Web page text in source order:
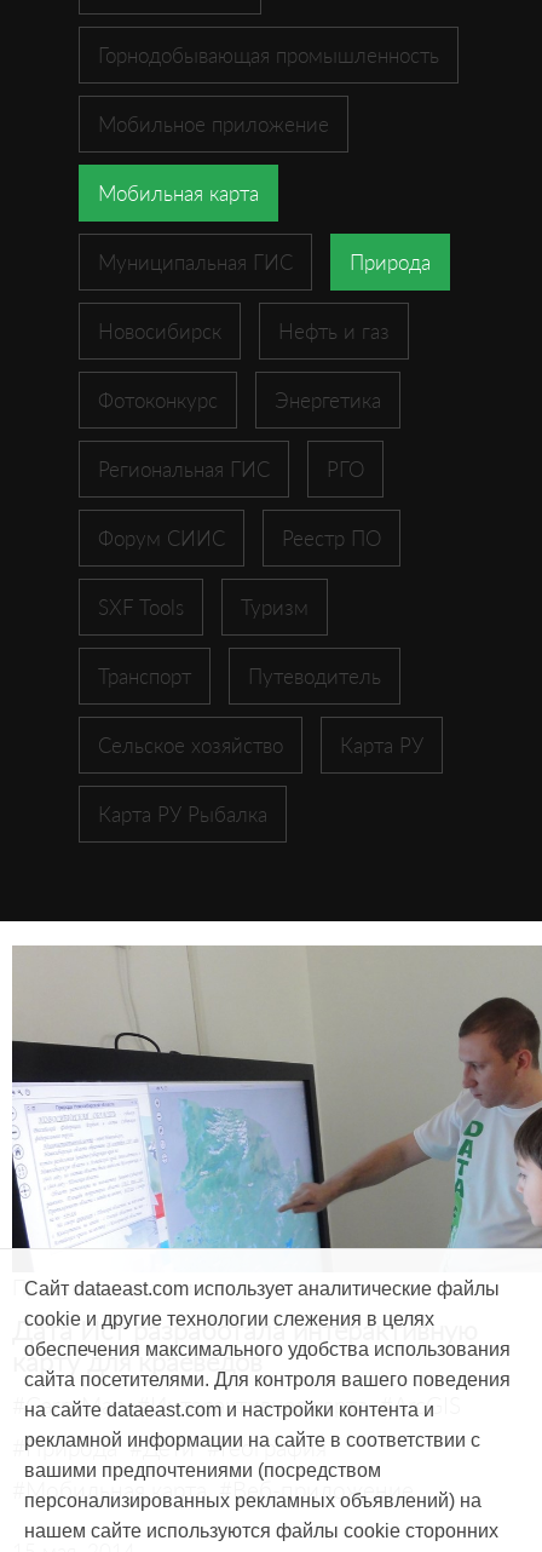
Горнодобывающая промышленность
Мобильное приложение
Мобильная карта
Муниципальная ГИС Природа
Новосибирск Нефть и газ
Фотоконкурс Энергетика
Региональная ГИС РГО
Форум СИИС Реестр ПО
SXF Tools Туризм
Транспорт Путеводитель
Сельское хозяйство Карта РУ
Карта РУ Рыбалка
Продукты и услуги
Дата Ист разработала интерактивную
карту для краеведов
#CarryMap #Интерактивная карта #ArcGIS
#Природа #Дети #География
#Мобильная карта #Веб-приложение
Сайт dataeast.com использует аналитические файлы
cookie и другие технологии слежения в целях
обеспечения максимального удобства использования
сайта посетителями. Для контроля вашего поведения
на сайте dataeast.com и настройки контента и
рекламной информации на сайте в соответствии с
вашими предпочтениями (посредством
персонализированных рекламных объявлений) на
нашем сайте используются файлы cookie сторонних